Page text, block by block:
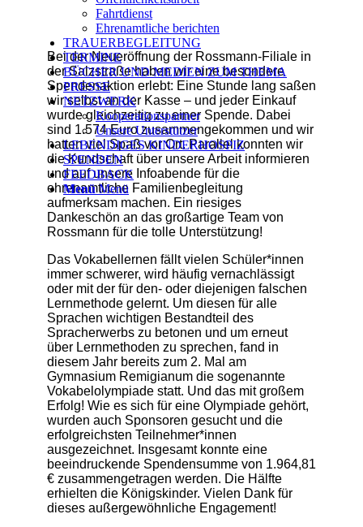
Fahrtdienst
Ehrenamtliche berichten
TRAUERBEGLEITUNG
TERMINE
BÜCHER UND MEDIEN ZUM THEMA
PRESSE
NETZWERK
Kooperationspartner
Unsere Unterstützer
LEBENDIGES KINDERHOSPIZ
SPENDEN
FEEDBACK
Menü Menü
Bei der Neueröffnung der Rossmann-Filiale in
der Salzstraße haben wir eine besondere
Spendenaktion erlebt: Eine Stunde lang saßen
wir selbst an der Kasse – und jeder Einkauf
wurde gleichzeitig zu einer Spende. Dabei
sind 1.574 Euro zusammengekommen und wir
hatten viel Spaß vor Ort. Parallel konnten wir
die Kundschaft über unsere Arbeit informieren
und auf unsere Infoabende für die
ehrenamtliche Familienbegleitung
aufmerksam machen. Ein riesiges
Dankeschön an das großartige Team von
Rossmann für die tolle Unterstützung!
Das Vokabellernen fällt vielen Schüler*innen
immer schwerer, wird häufig vernachlässigt
oder mit der für den- oder diejenigen falschen
Lernmethode gelernt. Um diesen für alle
Sprachen wichtigen Bestandteil des
Spracherwerbs zu betonen und um erneut
über Lernmethoden zu sprechen, fand in
diesem Jahr bereits zum 2. Mal am
Gymnasium Remigianum die sogenannte
Vokabelolympiade statt. Und das mit großem
Erfolg! Wie es sich für eine Olympiade gehört,
wurden auch Sponsoren gesucht und die
erfolgreichsten Teilnehmer*innen
ausgezeichnet. Insgesamt konnte eine
beeindruckende Spendensumme von 1.964,81
€ zusammengetragen werden. Die Hälfte
erhielten die Königskinder. Vielen Dank für
dieses außergewöhnliche Engagement!